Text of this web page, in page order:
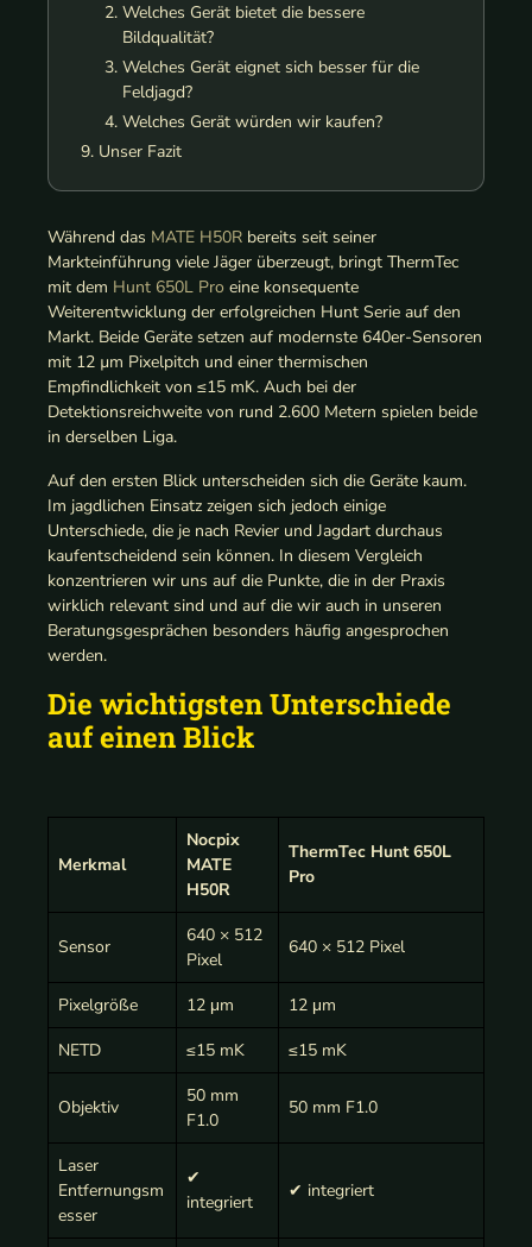
Welches Gerät bietet die bessere
Bildqualität?
Welches Gerät eignet sich besser für die
Feldjagd?
Welches Gerät würden wir kaufen?
Unser Fazit
Während das MATE H50R bereits seit seiner
Markteinführung viele Jäger überzeugt, bringt ThermTec
mit dem Hunt 650L Pro eine konsequente
Weiterentwicklung der erfolgreichen Hunt Serie auf den
Markt. Beide Geräte setzen auf modernste 640er-Sensoren
mit 12 µm Pixelpitch und einer thermischen
Empfindlichkeit von ≤15 mK. Auch bei der
Detektionsreichweite von rund 2.600 Metern spielen beide
in derselben Liga.
Auf den ersten Blick unterscheiden sich die Geräte kaum.
Im jagdlichen Einsatz zeigen sich jedoch einige
Unterschiede, die je nach Revier und Jagdart durchaus
kaufentscheidend sein können. In diesem Vergleich
konzentrieren wir uns auf die Punkte, die in der Praxis
wirklich relevant sind und auf die wir auch in unseren
Beratungsgesprächen besonders häufig angesprochen
werden.
Die wichtigsten Unterschiede
auf einen Blick
Merkmal
Nocpix
MATE
H50R
ThermTec Hunt 650L
Pro
Sensor
640 × 512
Pixel
640 × 512 Pixel
Pixelgröße 12 μm
12 μm
NETD
≤15 mK ≤15 mK
Objektiv
50 mm
F1.0
50 mm F1.0
Laser
Entfernungsm
esser
✔
integriert
✔ integriert